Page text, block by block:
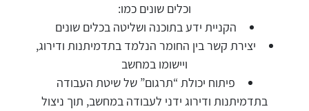
וכלים שונים כמו:
הקניית ידע בתוכנה ושליטה בכלים שונים
יצירת קשר בין החומר הנלמד בתדמיתנות ודירוג,
ויישומו במחשב
פיתוח יכולת “תרגום” של שיטת העבודה
בתדמיתנות ודירוג ידני לעבודה במחשב, תוך ניצול